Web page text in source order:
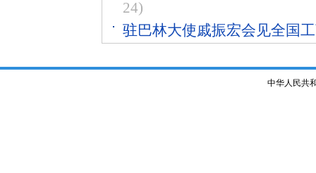
24)
驻巴林大使戚振宏会见全国
中华人民共